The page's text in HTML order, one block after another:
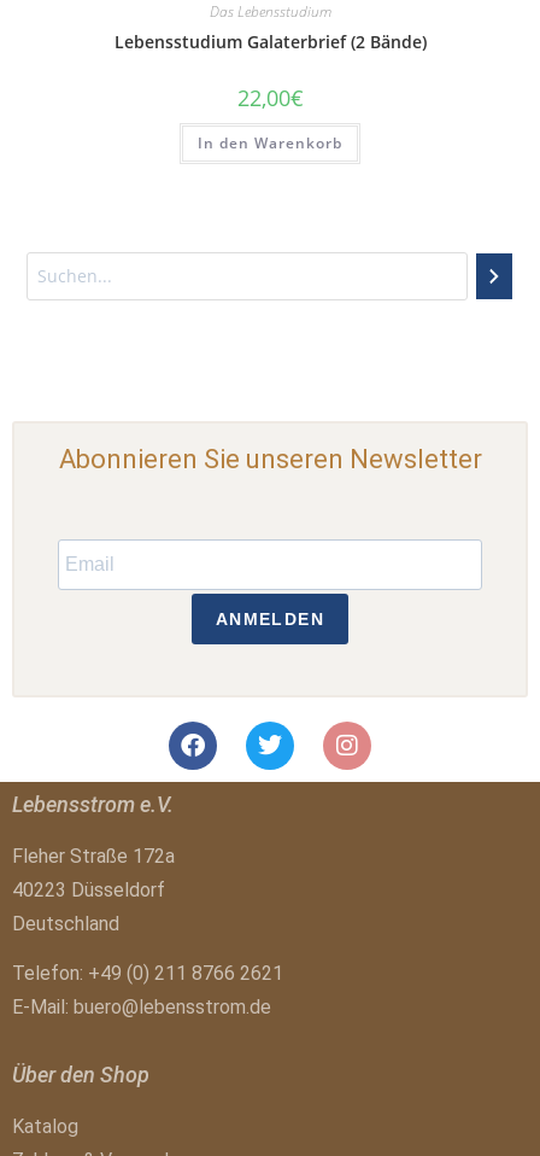
Das Lebensstudium
Lebensstudium Galaterbrief (2 Bände)
22,00€
In den Warenkorb
Abonnieren Sie unseren Newsletter
ANMELDEN
Lebensstrom e.V.
Fleher Straße 172a
40223 Düsseldorf
Deutschland
Telefon: +49 (0) 211 8766 2621
E-Mail: buero@lebensstrom.de
Über den Shop
Katalog